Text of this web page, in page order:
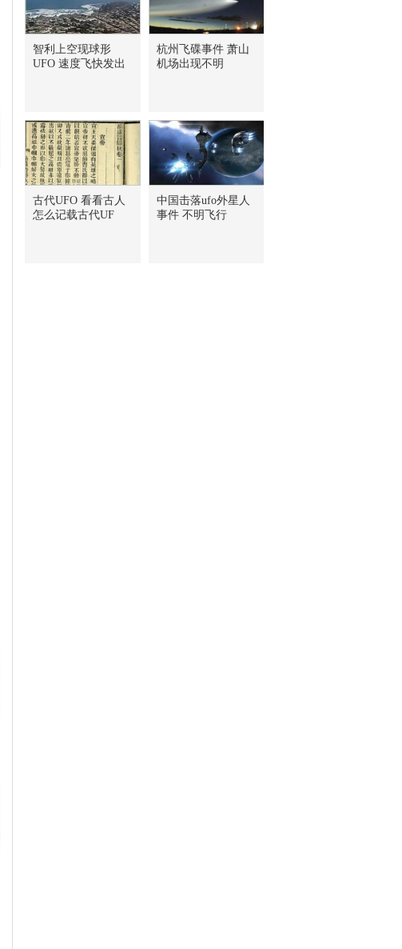
智利上空现球形
UFO 速度飞快发出
杭州飞碟事件 萧山
机场出现不明
古代UFO 看看古人
怎么记载古代UF
中国击落ufo外星人
事件 不明飞行